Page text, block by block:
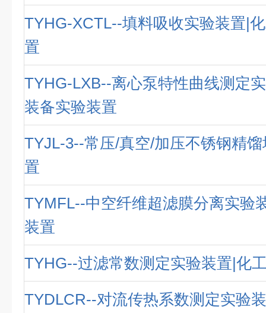
TYHG-XCTL--填料吸收实验装置|
置
TYHG-LXB--离心泵特性曲线测定
装备实验装置
TYJL-3--常压/真空/加压不锈钢精
置
TYMFL--中空纤维超滤膜分离实验
装置
TYHG--过滤常数测定实验装置|化
TYDLCR--对流传热系数测定实验